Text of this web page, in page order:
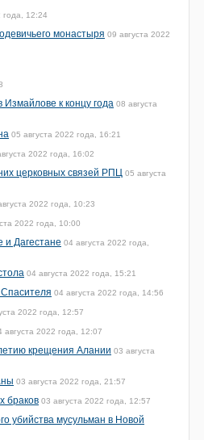
года, 12:24
монастыря 09 августа 2022
Измайлове к концу года 08 августа
05 августа 2022 года, 16:21
2022 года, 16:02
церковных связей РПЦ 05 августа
2022 года, 10:23
2022 года, 10:00
и Дагестане 04 августа 2022 года,
04 августа 2022 года, 15:21
04 августа 2022 года, 14:56
2022 года, 12:57
августа 2022 года, 12:07
крещения Алании 03 августа
03 августа 2022 года, 21:57
браков 03 августа 2022 года, 12:57
убийства мусульман в Новой